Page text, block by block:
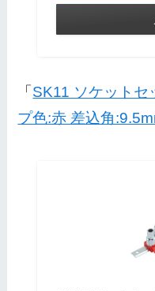
「 SK11 ソケットセ
プ色:赤 差込角